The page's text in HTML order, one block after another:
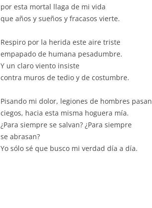
por esta mortal llaga de mi vida
que años y sueños y fracasos vierte.
Respiro por la herida este aire triste
empapado de humana pesadumbre.
Y un claro viento insiste
contra muros de tedio y de costumbre.
Pisando mi dolor, legiones de hombres pasan
ciegos, hacia esta misma hoguera mía.
¿Para siempre se salvan? ¿Para siempre
se abrasan?
Yo sólo sé que busco mi verdad día a día.